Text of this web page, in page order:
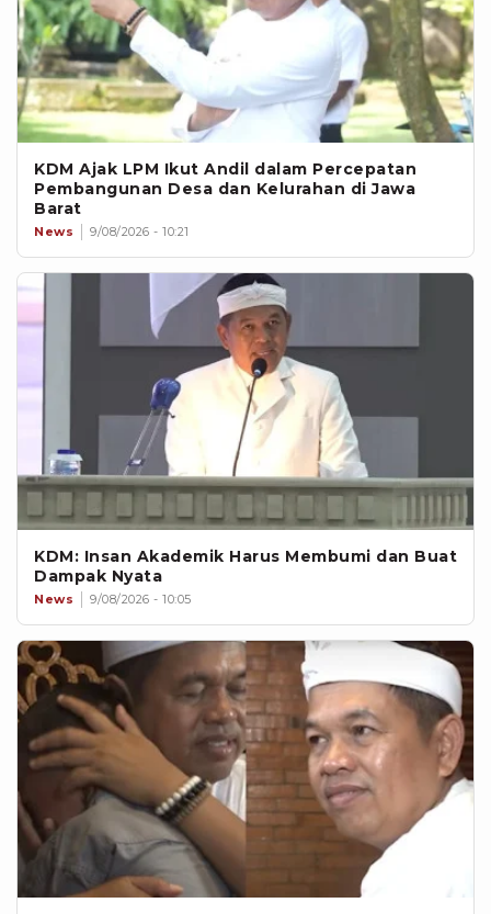
KDM Ajak LPM Ikut Andil dalam Percepatan
Pembangunan Desa dan Kelurahan di Jawa
Barat
News 9/08/2026 - 10:21
KDM: Insan Akademik Harus Membumi dan Buat
Dampak Nyata
News 9/08/2026 - 10:05